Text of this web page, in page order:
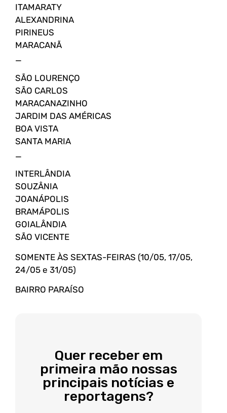
ITAMARATY
ALEXANDRINA
PIRINEUS
MARACANÃ
_
SÃO LOURENÇO
SÃO CARLOS
MARACANAZINHO
JARDIM DAS AMÉRICAS
BOA VISTA
SANTA MARIA
INTERLÂNDIA
SOUZÂNIA
JOANÁPOLIS
BRAMÁPOLIS
GOIALÂNDIA
SÃO VICENTE
SOMENTE ÀS SEXTAS-FEIRAS (10/05, 17/05,
24/05 e 31/05)
BAIRRO PARAÍSO
Quer receber em
primeira mão nossas
principais notícias e
reportagens?